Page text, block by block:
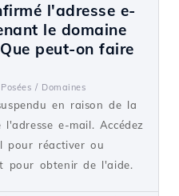
l'adresse e-
le domaine
peut-on faire
/ Domaines
en raison de la
e-mail. Accédez
pour réactiver ou
pour obtenir de l'aide.